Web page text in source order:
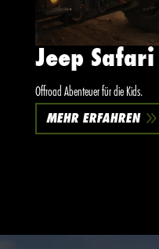
Jeep Safari
Offroad Abenteuer für die Kids.
9
MEHR ERFAHREN